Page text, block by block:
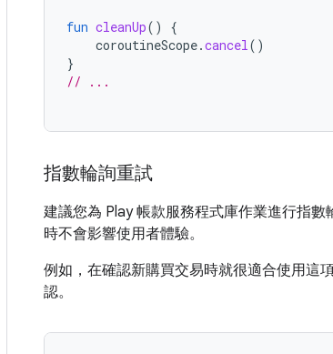
fun cleanUp()
{
coroutineScope.cancel()
}
// ...
指數輪詢重試
建議您為 Play 帳款服務程式庫作業進行指
時不會影響使用者體驗。
例如，在確認新購買交易時就很適合使用這
認。